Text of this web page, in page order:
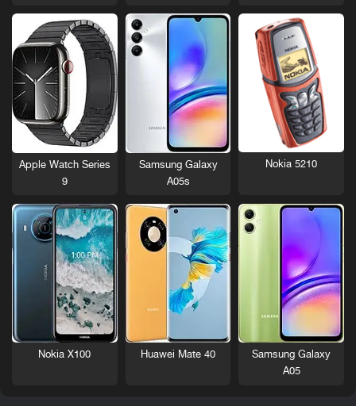
Nokia 5210
Samsung Galaxy
A05s
Apple Watch Series
9
Samsung Galaxy
A05
Huawei Mate 40
Nokia X100